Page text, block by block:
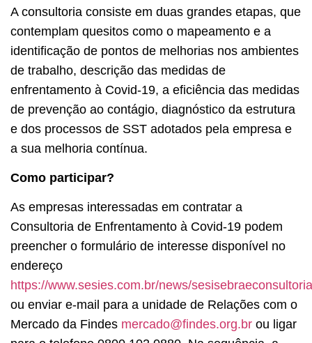
A consultoria consiste em duas grandes etapas, que
contemplam quesitos como o mapeamento e a
identificação de pontos de melhorias nos ambientes
de trabalho, descrição das medidas de
enfrentamento à Covid-19, a eficiência das medidas
de prevenção ao contágio, diagnóstico da estrutura
e dos processos de SST adotados pela empresa e
a sua melhoria contínua.
Como participar?
As empresas interessadas em contratar a
Consultoria de Enfrentamento à Covid-19 podem
preencher o formulário de interesse disponível no
endereço
https://www.sesies.com.br/news/
ou enviar e-mail para a unidade de Relações com o
Mercado da Findes mercado@findes.org.br ou ligar